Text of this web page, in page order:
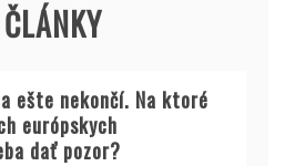
ešte nekončí. Na ktoré
európskych
dať pozor?